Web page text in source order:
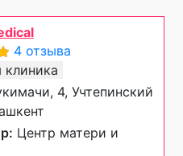
4 отзыва
клиника
4, Учтепинский
Центр матери и